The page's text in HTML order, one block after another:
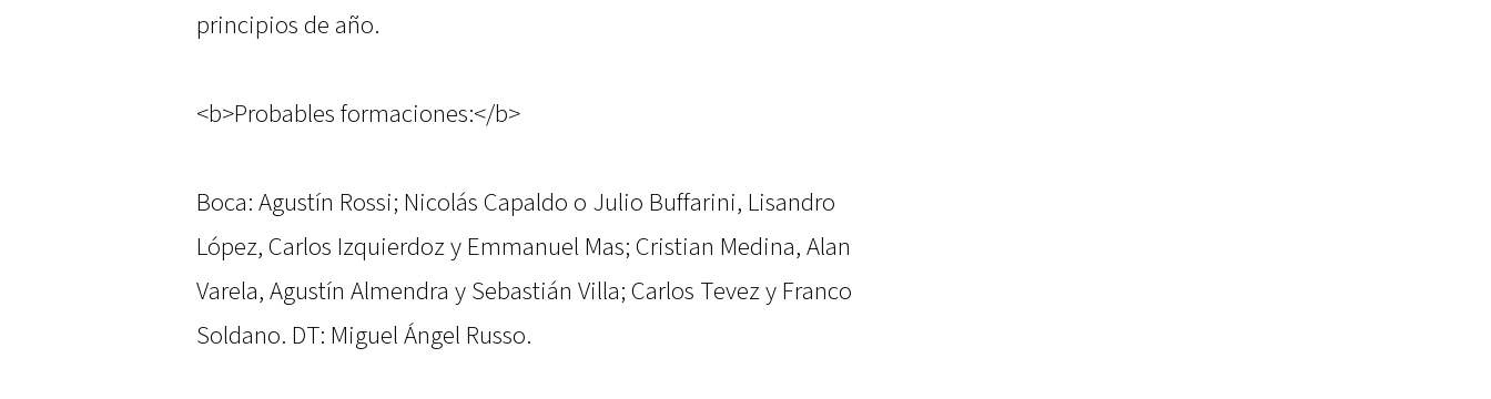
principios de año.
<b>Probables formaciones:</b>
Boca: Agustín Rossi; Nicolás Capaldo o Julio Buffarini, Lisandro
López, Carlos Izquierdoz y Emmanuel Mas; Cristian Medina, Alan
Varela, Agustín Almendra y Sebastián Villa; Carlos Tevez y Franco
Soldano. DT: Miguel Ángel Russo.